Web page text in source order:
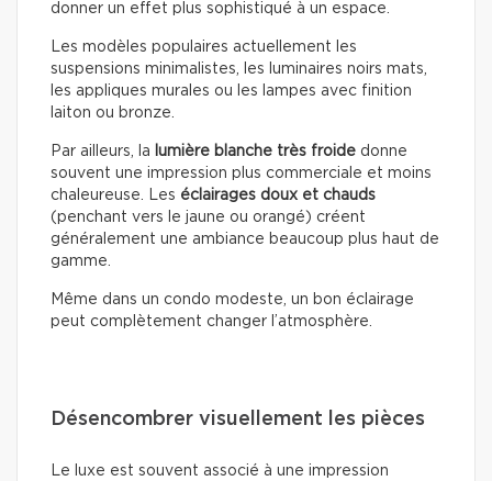
donner un effet plus sophistiqué à un espace.
Les modèles populaires actuellement les
suspensions minimalistes, les luminaires noirs mats,
les appliques murales ou les lampes avec finition
laiton ou bronze.
Par ailleurs, la lumière blanche très froide donne
souvent une impression plus commerciale et moins
chaleureuse. Les éclairages doux et chauds
(penchant vers le jaune ou orangé) créent
généralement une ambiance beaucoup plus haut de
gamme.
Même dans un condo modeste, un bon éclairage
peut complètement changer l’atmosphère.
Désencombrer visuellement les pièces
Le luxe est souvent associé à une impression